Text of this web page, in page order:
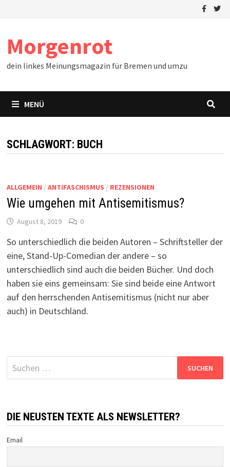
Morgenrot
dein linkes Meinungsmagazin für Bremen und umzu
MENÜ
SCHLAGWORT: BUCH
ALLGEMEIN / ANTIFASCHISMUS / REZENSIONEN
Wie umgehen mit Antisemitismus?
August 8, 2019 0
So unterschiedlich die beiden Autoren – Schriftsteller der
eine, Stand-Up-Comedian der andere – so
unterschiedlich sind auch die beiden Bücher. Und doch
haben sie eins gemeinsam: Sie sind beide eine Antwort
auf den herrschenden Antisemitismus (nicht nur aber
auch) in Deutschland.
Suchen
nach:
DIE NEUSTEN TEXTE ALS NEWSLETTER?
Email